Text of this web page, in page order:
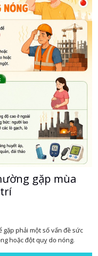
gặp mùa
gặp phải một số vấn đề sức
hoặc đột quỵ do nóng.